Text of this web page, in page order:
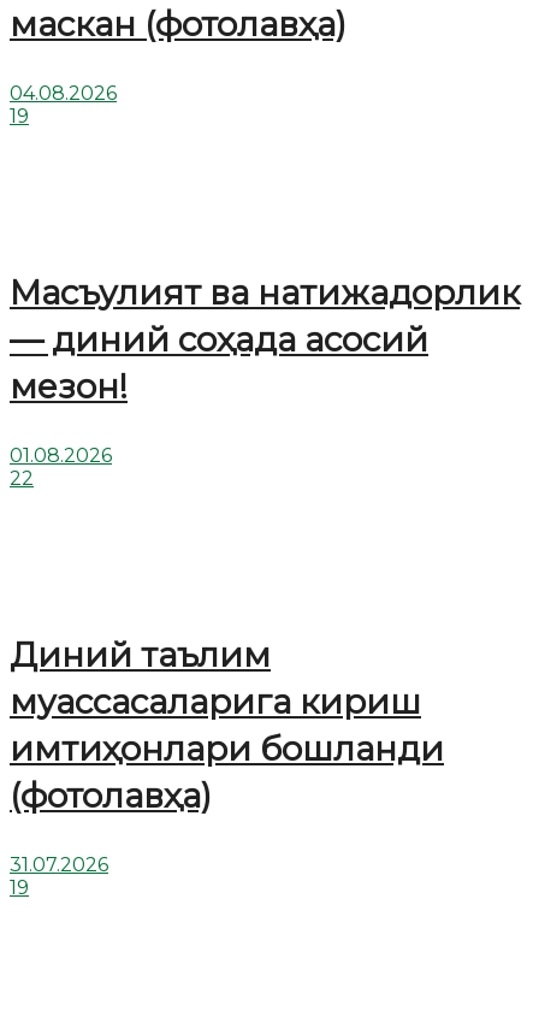
маскан (фотолавҳа)
04.08.2026
19
Масъулият ва натижадорлик
— диний соҳада асосий
мезон!
01.08.2026
22
Диний таълим
муассасаларига кириш
имтиҳонлари бошланди
(фотолавҳа)
31.07.2026
19